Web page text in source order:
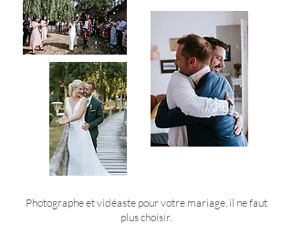
Photographe et vidéaste pour votre mariage, il ne faut
plus choisir.